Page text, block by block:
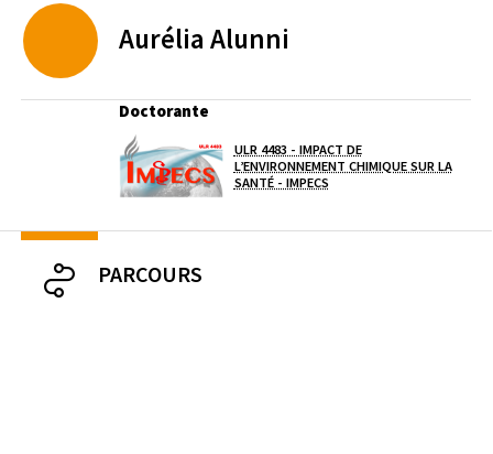
Aurélia Alunni
Doctorante
Laboratoire / équipe
ULR 4483 - IMPACT DE
L’ENVIRONNEMENT CHIMIQUE SUR LA
SANTÉ - IMPECS(OUVERTURE DANS UNE
PARCOURS